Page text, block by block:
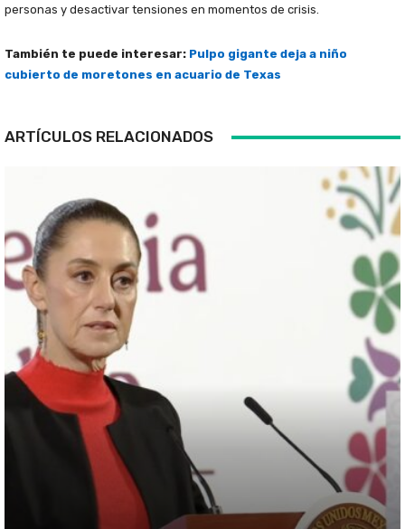
personas y desactivar tensiones en momentos de crisis.
También te puede interesar: Pulpo gigante deja a niño
cubierto de moretones en acuario de Texas
ARTÍCULOS RELACIONADOS